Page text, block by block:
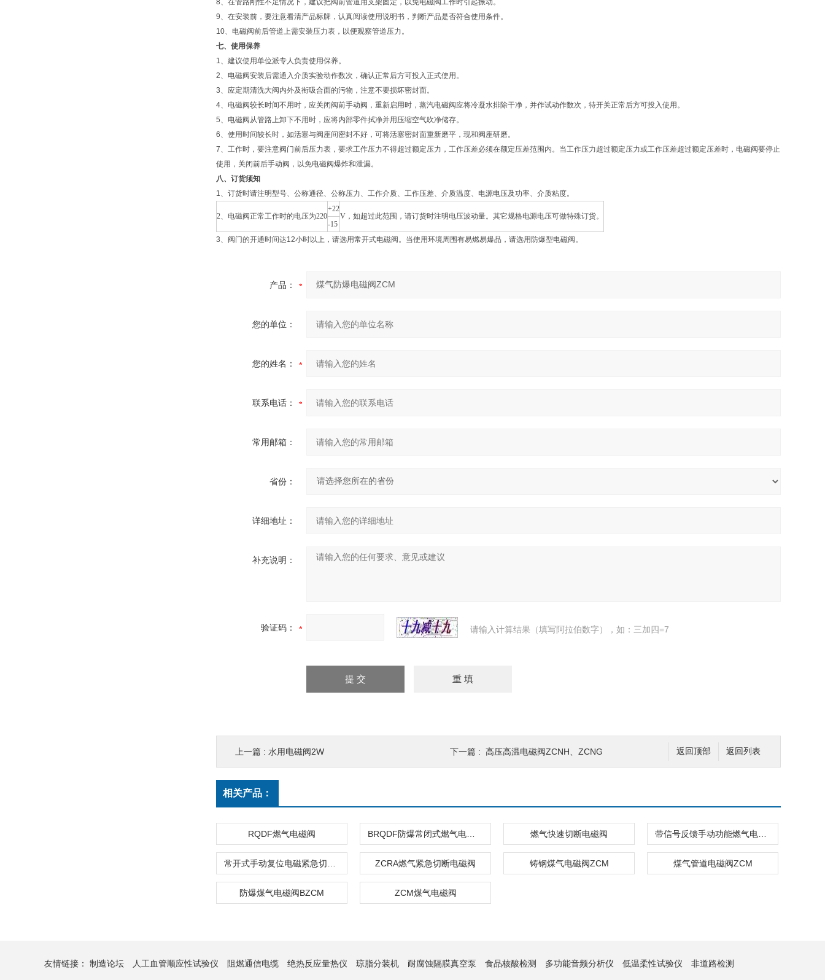
8、在管路刚性不足情况下，建议把阀前管道用支架固定，以免电磁阀工作时引起振动。
9、在安装前，要注意看清产品标牌，认真阅读使用说明书，判断产品是否符合使用条件。
10、电磁阀前后管道上需安装压力表，以便观察管道压力。
七、使用保养
1、建议使用单位派专人负责使用保养。
2、电磁阀安装后需通入介质实验动作数次，确认正常后方可投入正式使用。
3、应定期清洗大阀内外及衔吸合面的污物，注意不要损坏密封面。
4、电磁阀较长时间不用时，应关闭阀前手动阀，重新启用时，蒸汽电磁阀应将冷凝水排除干净，并作试动作数次，待开关正常后方可投入使用。
5、电磁阀从管路上卸下不用时，应将内部零件拭净并用压缩空气吹净储存。
6、使用时间较长时，如活塞与阀座间密封不好，可将活塞密封面重新磨平，现和阀座研磨。
7、工作时，要注意阀门前后压力表，要求工作压力不得超过额定压力，工作压差必须在额定压差范围内。当工作压力超过额定压力或工作压差超过额定压差时，电磁阀要停止
使用，关闭前后手动阀，以免电磁阀爆炸和泄漏。
八、订货须知
1、订货时请注明型号、公称通径、公称压力、工作介质、工作压差、介质温度、电源电压及功率、介质粘度。
2、电磁阀正常工作时的电压为220
+22
V，如超过此范围，请订货时注明电压波动量。其它规格电源电压可做特殊订货。
-15
3、阀门的开通时间达12小时以上，请选用常开式电磁阀。当使用环境周围有易燃易爆品，请选用防爆型电磁阀。
产品：
您的单位：
您的姓名：
联系电话：
常用邮箱：
省份：
详细地址：
补充说明：
验证码： 请输入计算结果（填写阿拉伯数字），如：三加四=7
返回列表
返回顶部
上一篇 : 水用电磁阀2W 下一篇 : 高压高温电磁阀ZCNH、ZCNG
相关产品：
RQDF燃气电磁阀 燃气快速切断电磁阀
ZCRA燃气紧急切断电磁阀 铸钢煤气电磁阀ZCM 煤气管道电磁阀ZCM
防爆煤气电磁阀BZCM ZCM煤气电磁阀
友情链接： 制造论坛 人工血管顺应性试验仪 阻燃通信电缆 绝热反应量热仪 琼脂分装机 耐腐蚀隔膜真空泵 食品核酸检测 多功能音频分析仪 低温柔性试验仪 非道路检测